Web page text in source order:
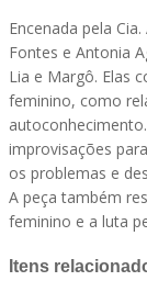
Encenada pela
Fontes e Antonia
Lia e Margô. Elas
feminino, como
improvisações
os problemas e
A peça também
feminino e a luta
Itens